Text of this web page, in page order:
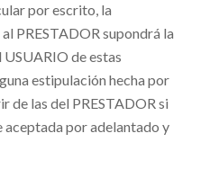
por escrito, la
PRESTADOR supondrá la
de estas
estipulación hecha por
de las del PRESTADOR si
aceptada por adelantado y